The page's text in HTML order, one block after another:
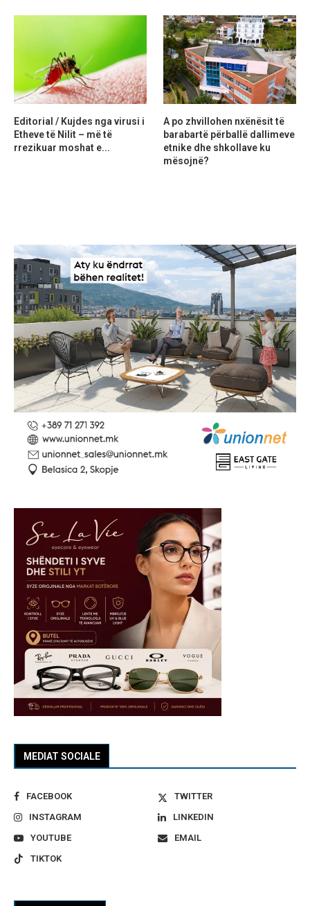
MEDIAT SOCIALE
FACEBOOK
TWITTER
INSTAGRAM
LINKEDIN
YOUTUBE
EMAIL
TIKTOK
Editorial / Kujdes nga virusi i
Etheve të Nilit – më të
rrezikuar moshat e...
A po zhvillohen nxënësit të
barabartë përballë dallimeve
etnike dhe shkollave ku
mësojnë?